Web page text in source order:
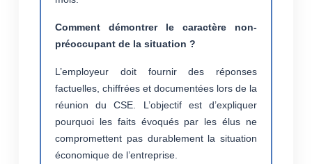
Comment démontrer le caractère non-
préoccupant de la situation ?
L’employeur doit fournir des réponses
factuelles, chiffrées et documentées lors de la
réunion du CSE. L’objectif est d’expliquer
pourquoi les faits évoqués par les élus ne
compromettent pas durablement la situation
économique de l’entreprise.